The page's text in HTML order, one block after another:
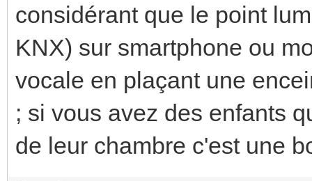
considérant que le point
KNX) sur smartphone ou
vocale en plaçant une
; si vous avez des enfants
de leur chambre c'est une